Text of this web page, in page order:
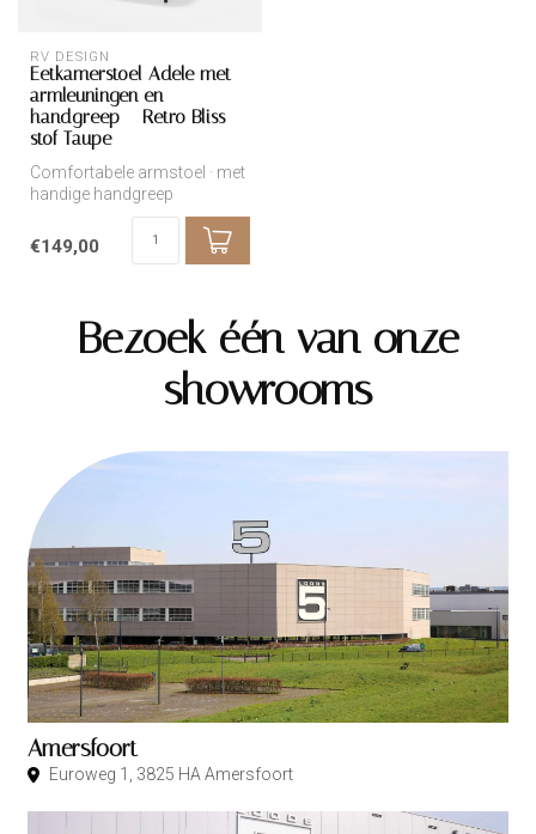
RV DESIGN
Eetkamerstoel Adele met
armleuningen en
handgreep – Retro Bliss
stof Taupe
Comfortabele armstoel · met
handige handgreep
€149,00
Bezoek één van onze
showrooms
Amersfoort
Euroweg 1, 3825 HA Amersfoort